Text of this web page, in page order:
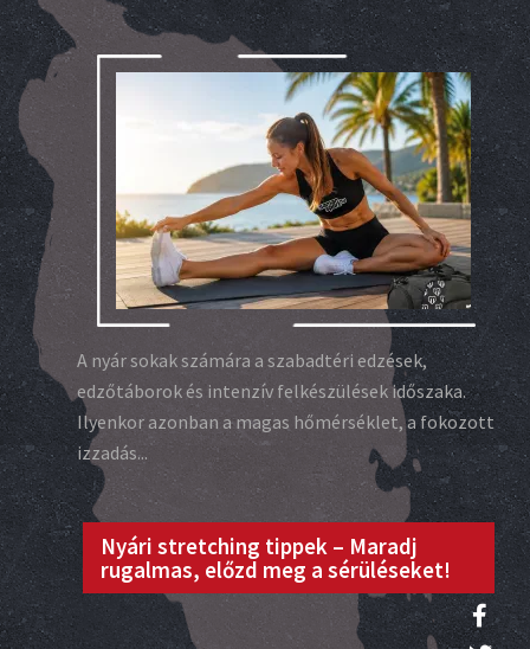
A nyár sokak számára a szabadtéri edzések,
edzőtáborok és intenzív felkészülések időszaka.
Ilyenkor azonban a magas hőmérséklet, a fokozott
izzadás...
Nyári stretching tippek – Maradj
rugalmas, előzd meg a sérüléseket!